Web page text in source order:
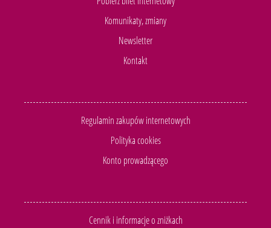
Komunikaty, zmiany
Newsletter
Kontakt
Regulamin zakupów internetowych
Polityka cookies
Konto prowadzącego
Cennik i informacje o zniżkach